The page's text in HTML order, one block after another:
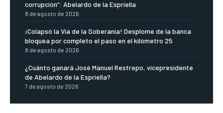
corrupción”: Abelardo de la Espriella
8 de agosto de 2026
¡Colapsó la Vía de la Soberanía! Desplome de la banca
bloquea por completo el paso en el kilómetro 25
8 de agosto de 2026
¿Cuánto ganará José Manuel Restrepo, vicepresidente
de Abelardo de la Espriella?
7 de agosto de 2026